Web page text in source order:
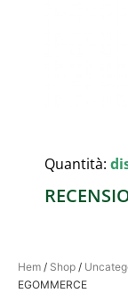
Hem / Shop /
EGOMMERCE
Quantità: